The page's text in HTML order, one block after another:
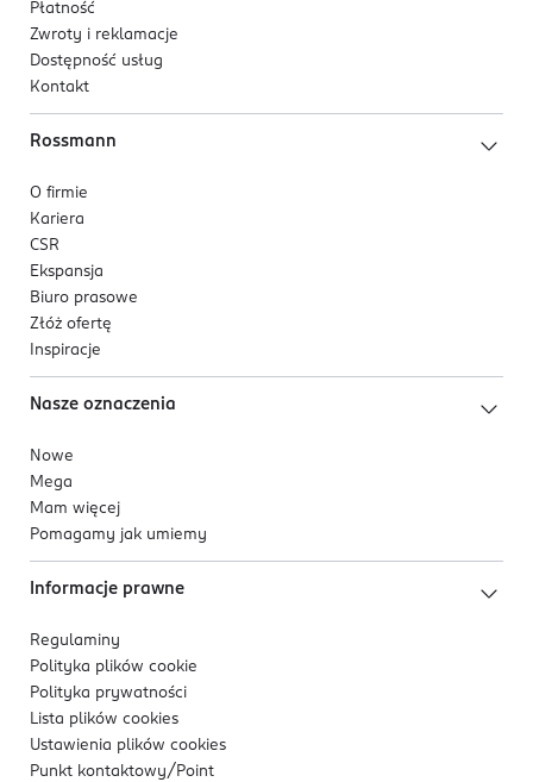
Płatność
Zwroty i reklamacje
Dostępność usług
Kontakt
Rossmann
O firmie
Kariera
CSR
Ekspansja
Biuro prasowe
Złóż ofertę
Inspiracje
Nasze oznaczenia
Nowe
Mega
Mam więcej
Pomagamy jak umiemy
Informacje prawne
Regulaminy
Polityka plików cookie
Polityka prywatności
Lista plików cookies
Ustawienia plików cookies
Punkt kontaktowy/ Point